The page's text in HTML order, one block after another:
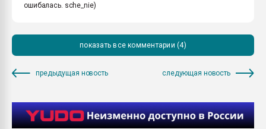
ошибалась. sche_nie)
показать все комментарии (4)
предыдущая новость следующая новость